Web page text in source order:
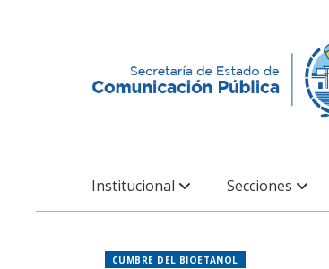
Institucional Secciones
CUMBRE DEL BIOETANOL